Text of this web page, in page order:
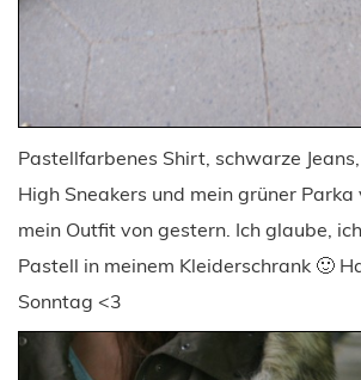
Pastellfarbenes Shirt, schwarze
High Sneakers und mein grüner
mein Outfit von gestern. Ich glaube,
Pastell in meinem Kleiderschrank 🙂
Sonntag <3